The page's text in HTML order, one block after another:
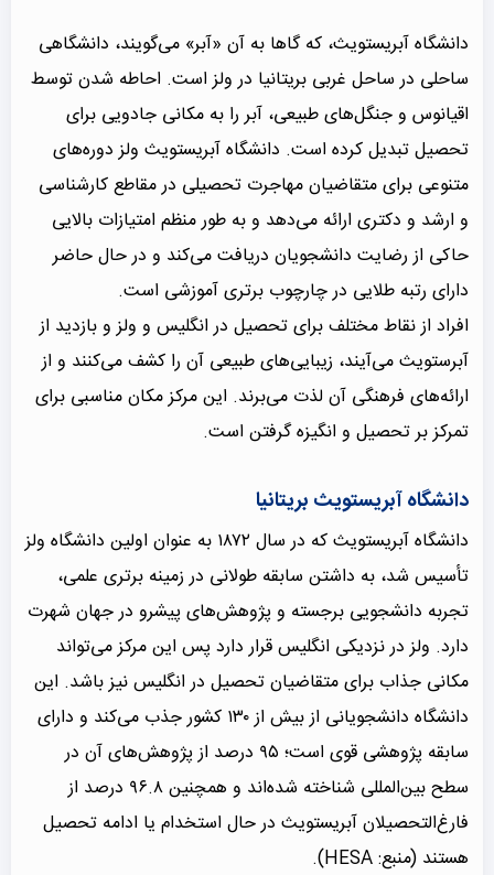
دانشگاه آبریستویث، که گاها به آن «آبر» می‌گویند، دانشگاهی
ساحلی در ساحل غربی بریتانیا در ولز است. احاطه شدن توسط
اقیانوس و جنگل‌های طبیعی، آبر را به مکانی جادویی برای
تحصیل تبدیل کرده است. دانشگاه آبریستویث ولز دوره‌های
متنوعی برای متقاضیان مهاجرت تحصیلی در مقاطع کارشناسی
و ارشد و دکتری ارائه می‌دهد و به طور منظم امتیازات بالایی
حاکی از رضایت دانشجویان دریافت می‌کند و در حال حاضر
دارای رتبه طلایی در چارچوب برتری آموزشی است.
افراد از نقاط مختلف برای تحصیل در انگلیس و ولز و بازدید از
آبرستویث می‌آیند، زیبایی‌های طبیعی آن را کشف می‌کنند و از
ارائه‌های فرهنگی آن لذت می‌برند. این مرکز مکان مناسبی برای
تمرکز بر تحصیل و انگیزه گرفتن است.
دانشگاه آبریستویث بریتانیا
دانشگاه آبریستویث که در سال ۱۸۷۲ به عنوان اولین دانشگاه ولز
تأسیس شد، به داشتن سابقه طولانی در زمینه برتری علمی،
تجربه دانشجویی برجسته و پژوهش‌های پیشرو در جهان شهرت
دارد. ولز در نزدیکی انگلیس قرار دارد پس این مرکز می‌تواند
مکانی جذاب برای متقاضیان تحصیل در انگلیس نیز باشد. این
دانشگاه دانشجویانی از بیش از ۱۳۰ کشور جذب می‌کند و دارای
سابقه پژوهشی قوی است؛ ۹۵ درصد از پژوهش‌های آن در
سطح بین‌المللی شناخته شده‌اند و همچنین ۹۶.۸ درصد از
فارغ‌التحصیلان آبریستویث در حال استخدام یا ادامه تحصیل
هستند (منبع: HESA).